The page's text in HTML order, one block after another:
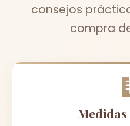
consejos
compra